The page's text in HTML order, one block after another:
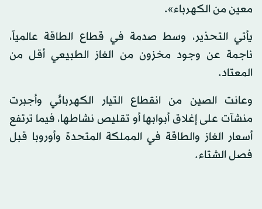
معين من الكهرباء».
يأتي التحذير، وسط صدمة في قطاع الطاقة عالمياً،
ناجمة عن وجود مخزون من الغاز الطبيعي أقل من
المعتاد.
وعانت الصين من انقطاع التيار الكهربائي وأجبرت
منشآت على إغلاق أبوابها أو تقليص نشاطها، فيما ترتفع
أسعار الغاز والطاقة في المملكة المتحدة وأوروبا قبل
فصل الشتاء.